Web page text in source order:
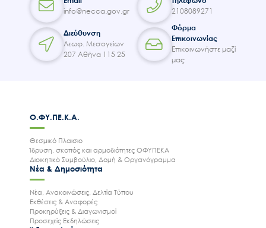
info@necca.gov.gr
2108089271
Διεύθυνση
Λεωφ. Μεσογείων
207 Αθήνα 115 25
Φόρμα
Επικοινωνίας
Επικοινωνήστε μαζί
μας
Ο.ΦΥ.ΠΕ.Κ.Α.
Θεσμικό Πλαισιο
Ίδρυση, σκοπός και αρμοδιότητες ΟΦΥΠΕΚΑ
Διοικητικό Συμβούλιο, Δομή & Οργανόγραμμα
Νέα & Δημοσιότητα
Νέα, Ανακοινώσεις, Δελτία Τύπου
Εκθέσεις & Αναφορές
Προκηρύξεις & Διαγωνισμοί
Προσεχείς Εκδηλώσεις